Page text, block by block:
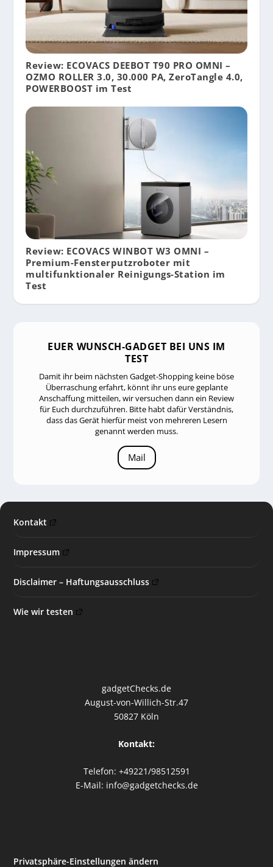
Review: ECOVACS DEEBOT T90 PRO OMNI –
OZMO ROLLER 3.0, 30.000 PA, ZeroTangle 4.0,
POWERBOOST im Test
Review: ECOVACS WINBOT W3 OMNI –
Premium-Fensterputzroboter mit
multifunktionaler Reinigungs-Station im
Test
EUER WUNSCH-GADGET BEI UNS IM
TEST
Damit ihr beim nächsten Gadget-Shopping keine böse
Überraschung erfahrt, könnt ihr uns eure geplante
Anschaffung mitteilen, wir versuchen dann ein Review
für Euch durchzuführen. Bitte habt dafür Verständnis,
dass das Gerät hierfür meist von mehreren Lesern
genannt werden muss.
Mail
Kontakt
Impressum
Disclaimer – Haftungsausschluss
Wie wir testen
gadgetChecks.de
August-von-Willich-Str.47
50827 Köln
Kontakt:
Telefon: +49221/98512591
E-Mail: info@gadgetchecks.de
Privatsphäre-Einstellungen ändern